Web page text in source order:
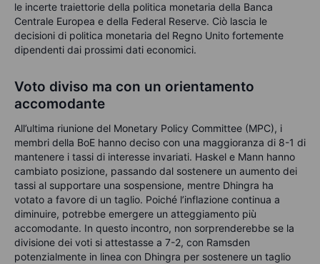
le incerte traiettorie della politica monetaria della Banca
Centrale Europea e della Federal Reserve. Ciò lascia le
decisioni di politica monetaria del Regno Unito fortemente
dipendenti dai prossimi dati economici.
Voto diviso ma con un orientamento
accomodante
All’ultima riunione del Monetary Policy Committee (MPC), i
membri della BoE hanno deciso con una maggioranza di 8-1 di
mantenere i tassi di interesse invariati. Haskel e Mann hanno
cambiato posizione, passando dal sostenere un aumento dei
tassi al supportare una sospensione, mentre Dhingra ha
votato a favore di un taglio. Poiché l’inflazione continua a
diminuire, potrebbe emergere un atteggiamento più
accomodante. In questo incontro, non sorprenderebbe se la
divisione dei voti si attestasse a 7-2, con Ramsden
potenzialmente in linea con Dhingra per sostenere un taglio